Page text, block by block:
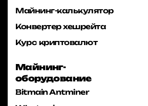
Майнинг-калькулятор
Конвертер хешрейта
Курс криптовалют
Майнинг-
оборудование
Bitmain Antminer